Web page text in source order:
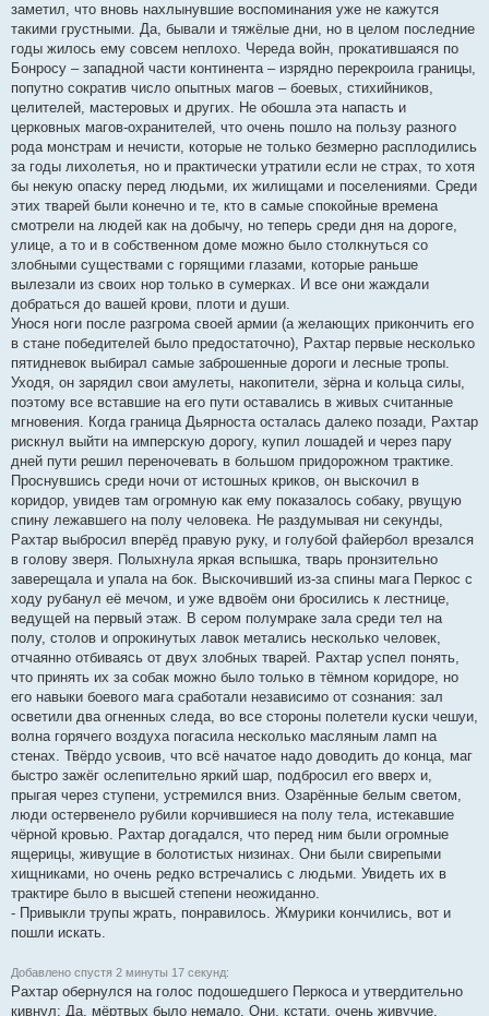
заметил, что вновь нахлынувшие воспоминания уже не кажутся
такими грустными. Да, бывали и тяжёлые дни, но в целом последние
годы жилось ему совсем неплохо. Череда войн, прокатившаяся по
Бонросу – западной части континента – изрядно перекроила границы,
попутно сократив число опытных магов – боевых, стихийников,
целителей, мастеровых и других. Не обошла эта напасть и
церковных магов-охранителей, что очень пошло на пользу разного
рода монстрам и нечисти, которые не только безмерно расплодились
за годы лихолетья, но и практически утратили если не страх, то хотя
бы некую опаску перед людьми, их жилищами и поселениями. Среди
этих тварей были конечно и те, кто в самые спокойные времена
смотрели на людей как на добычу, но теперь среди дня на дороге,
улице, а то и в собственном доме можно было столкнуться со
злобными существами с горящими глазами, которые раньше
вылезали из своих нор только в сумерках. И все они жаждали
добраться до вашей крови, плоти и души.
Унося ноги после разгрома своей армии (а желающих прикончить его
в стане победителей было предостаточно), Рахтар первые несколько
пятидневок выбирал самые заброшенные дороги и лесные тропы.
Уходя, он зарядил свои амулеты, накопители, зёрна и кольца силы,
поэтому все вставшие на его пути оставались в живых считанные
мгновения. Когда граница Дьярноста осталась далеко позади, Рахтар
рискнул выйти на имперскую дорогу, купил лошадей и через пару
дней пути решил переночевать в большом придорожном трактике.
Проснувшись среди ночи от истошных криков, он выскочил в
коридор, увидев там огромную как ему показалось собаку, рвущую
спину лежавшего на полу человека. Не раздумывая ни секунды,
Рахтар выбросил вперёд правую руку, и голубой файербол врезался
в голову зверя. Полыхнула яркая вспышка, тварь пронзительно
заверещала и упала на бок. Выскочивший из-за спины мага Перкос с
ходу рубанул её мечом, и уже вдвоём они бросились к лестнице,
ведущей на первый этаж. В сером полумраке зала среди тел на
полу, столов и опрокинутых лавок метались несколько человек,
отчаянно отбиваясь от двух злобных тварей. Рахтар успел понять,
что принять их за собак можно было только в тёмном коридоре, но
его навыки боевого мага сработали независимо от сознания: зал
осветили два огненных следа, во все стороны полетели куски чешуи,
волна горячего воздуха погасила несколько масляным ламп на
стенах. Твёрдо усвоив, что всё начатое надо доводить до конца, маг
быстро зажёг ослепительно яркий шар, подбросил его вверх и,
прыгая через ступени, устремился вниз. Озарённые белым светом,
люди остервенело рубили корчившиеся на полу тела, истекавшие
чёрной кровью. Рахтар догадался, что перед ним были огромные
ящерицы, живущие в болотистых низинах. Они были свирепыми
хищниками, но очень редко встречались с людьми. Увидеть их в
трактире было в высшей степени неожиданно.
- Привыкли трупы жрать, понравилось. Жмурики кончились, вот и
пошли искать.
Добавлено спустя 2 минуты 17 секунд:
Рахтар обернулся на голос подошедшего Перкоса и утвердительно
кивнул: Да, мёртвых было немало. Они, кстати, очень живучие.